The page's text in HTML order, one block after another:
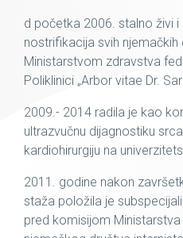
d početka 2006. stalno živi i
nostrifikacija svih njemačkih
Ministarstvom zdravstva
Poliklinici „Arbor vitae Dr.
2009.- 2014 radila je kao
ultrazvučnu dijagnostiku
kardiohirurgiju na
2011. godine nakon
staža položila je
pred komisijom Ministarstva